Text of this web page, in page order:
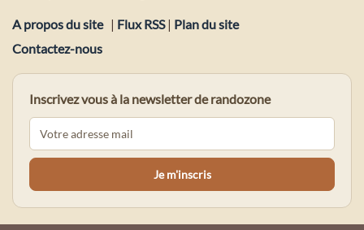
A propos du site | Flux RSS| Plan du site
Contactez-nous
Inscrivez vous à la newsletter de randozone